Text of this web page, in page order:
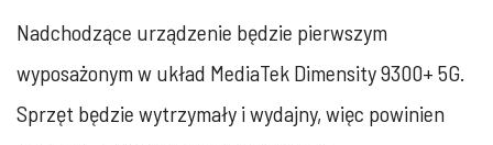
Nadchodzące urządzenie będzie pierwszym
wyposażonym w układ MediaTek Dimensity 9300+ 5G.
Sprzęt będzie wytrzymały i wydajny, więc powinien